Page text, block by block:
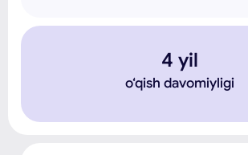
4 yil
o‘qish davomiyligi